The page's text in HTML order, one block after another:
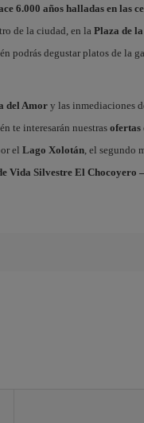
6.000 años halladas en las
de la ciudad, en la Plaza de
podrás degustar platos de la
del Amory las inmediaciones
te interesarán nuestras ofertas
el Lago Xolotán, el segundo
Vida Silvestre El Chocoyero